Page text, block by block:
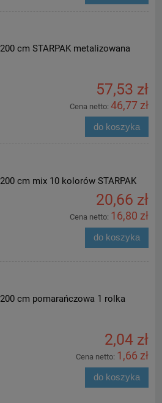
cm STARPAK metalizowana
57,53 zł
Cena netto: 46,77 zł
do koszyka
cm mix 10 kolorów STARPAK
20,66 zł
Cena netto: 16,80 zł
do koszyka
cm pomarańczowa 1 rolka
2,04 zł
Cena netto: 1,66 zł
do koszyka